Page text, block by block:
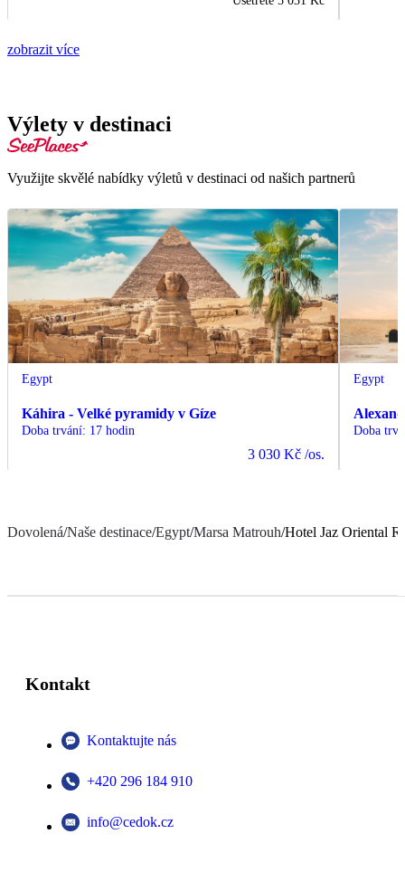
zobrazit více
Výlety v destinaci
Využijte skvělé nabídky výletů v destinaci od našich partnerů
Egypt
Káhira - Velké pyramidy v Gíze
Doba trvání: 17 hodin
3 030 Kč /os.
Egypt
Doba
Dovolená/Naše destinace/Egypt/Marsa Matrouh/Hotel Jaz Oriental
Kontakt
Kontaktujte nás
+420 296 184 910
info@cedok.cz